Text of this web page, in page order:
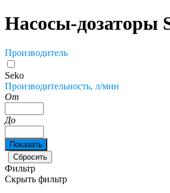
Насосы-дозаторы
Производитель
Seko
Производительность, л/мин
От
До
Фильтр
Скрыть фильтр